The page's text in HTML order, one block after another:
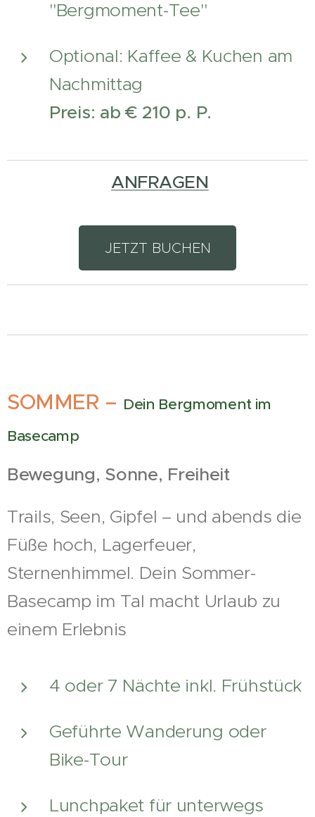
"Bergmoment-Tee"
Optional: Kaffee & Kuchen am
Nachmittag
Preis: ab € 210 p. P.
ANFRAGEN
JETZT BUCHEN
SOMMER – Dein Bergmoment im
Basecamp
Bewegung, Sonne, Freiheit
Trails, Seen, Gipfel – und abends die
Füße hoch, Lagerfeuer,
Sternenhimmel. Dein Sommer-
Basecamp im Tal macht Urlaub zu
einem Erlebnis
4 oder 7 Nächte inkl. Frühstück
Geführte Wanderung oder
Bike-Tour
Lunchpaket für unterwegs